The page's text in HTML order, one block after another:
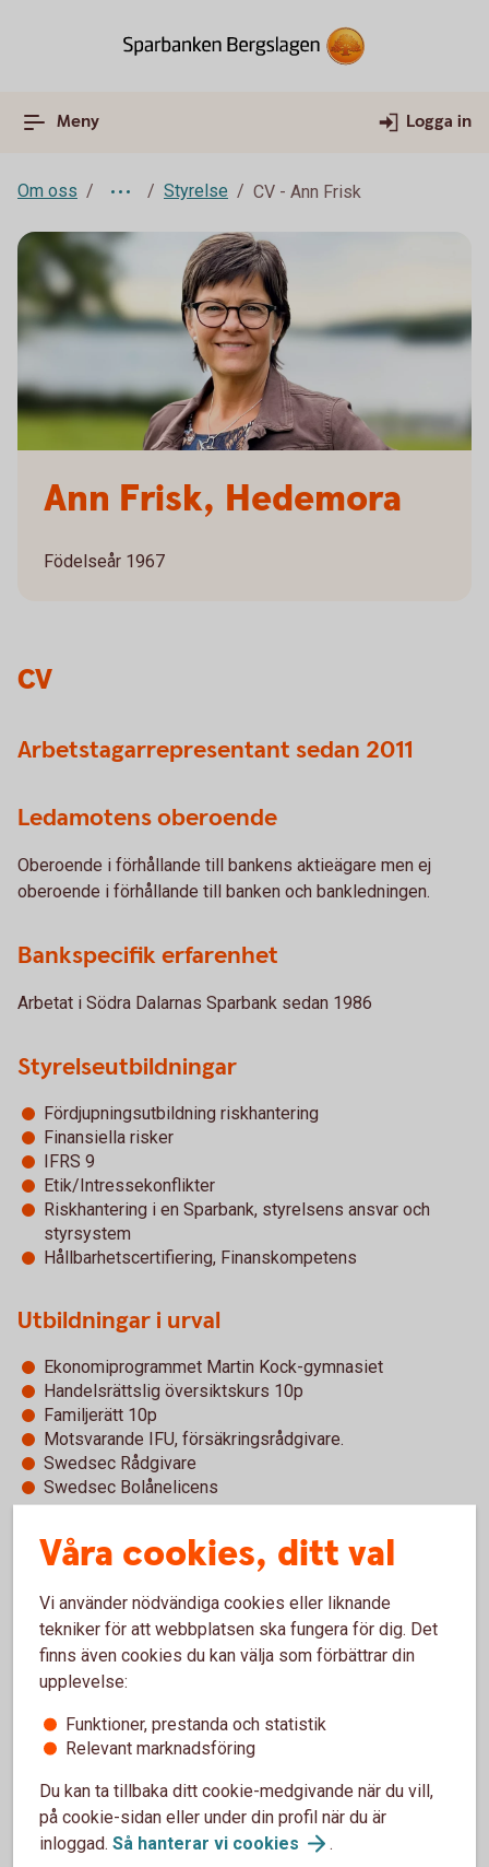
Meny Logga in
Om oss Styrelse CV - Ann Frisk
Ann Frisk, Hedemora
Födelseår 1967
CV
Arbetstagarrepresentant sedan 2011
Ledamotens oberoende
Oberoende i förhållande till bankens aktieägare men ej
oberoende i förhållande till banken och bankledningen.
Bankspecifik erfarenhet
Arbetat i Södra Dalarnas Sparbank sedan 1986
Styrelseutbildningar
Fördjupningsutbildning riskhantering
Finansiella risker
IFRS 9
Etik/Intressekonflikter
Riskhantering i en Sparbank, styrelsens ansvar och
styrsystem
Hållbarhetscertifiering, Finanskompetens
Utbildningar i urval
Ekonomiprogrammet Martin Kock-gymnasiet
Handelsrättslig översiktskurs 10p
Familjerätt 10p
Motsvarande IFU, försäkringsrådgivare.
Swedsec Rådgivare
Swedsec Bolånelicens
Arbetslivserfarenhet i urval
Södra Dalarnas Sparbank, försäkringsrådgivare Liv &
Pension
Sparbankernas Datastöd
Nämndeman
Andra styrelseuppdrag
Inga
Nuvarande position
Våra cookies, ditt val
Vi använder nödvändiga cookies eller liknande
tekniker för att webbplatsen ska fungera för dig. Det
finns även cookies du kan välja som förbättrar din
upplevelse:
Funktioner, prestanda och statistik
Relevant marknadsföring
Du kan ta tillbaka ditt cookie-medgivande när du vill,
på cookie-sidan eller under din profil när du är
inloggad. Så hanterar vi cookies .